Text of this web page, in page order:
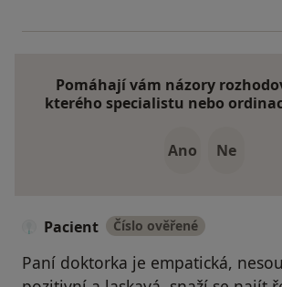
Pomáhají vám názory
kterého specialistu nebo
Ano Ne
Pacient Číslo ověřené
Paní doktorka je empatická,